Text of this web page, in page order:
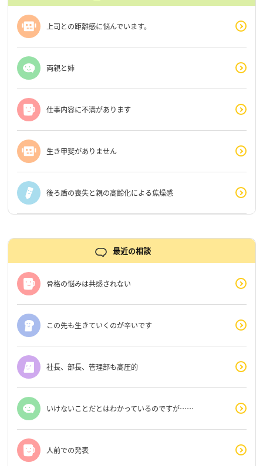
上司との距離感に悩んでいます。
両親と姉
仕事内容に不満があります
生き甲斐がありません
後ろ盾の喪失と親の高齢化による焦燥感
最近の相談
骨格の悩みは共感されない
この先も生きていくのが辛いです
社長、部長、管理部も高圧的
いけないことだとはわかっているのですが……
人前での発表